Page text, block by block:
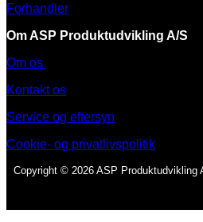
Forhandler
Om ASP Produktudvikling A/S
Om os
Kontakt os
Service og eftersyn
Cookie- og privatlivspolitik
Copyright © 2026 ASP Produktudvikling